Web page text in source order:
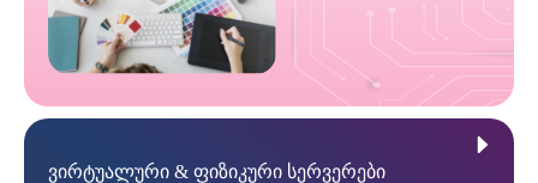
ვირტუალური & ფიზიკური სერვერები